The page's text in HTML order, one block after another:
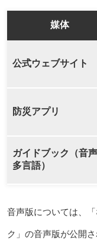
媒体
公式ウェブサイト
防災アプリ
ガイドブック（音声
多言語）
音声版については、
ク」の音声版が公開